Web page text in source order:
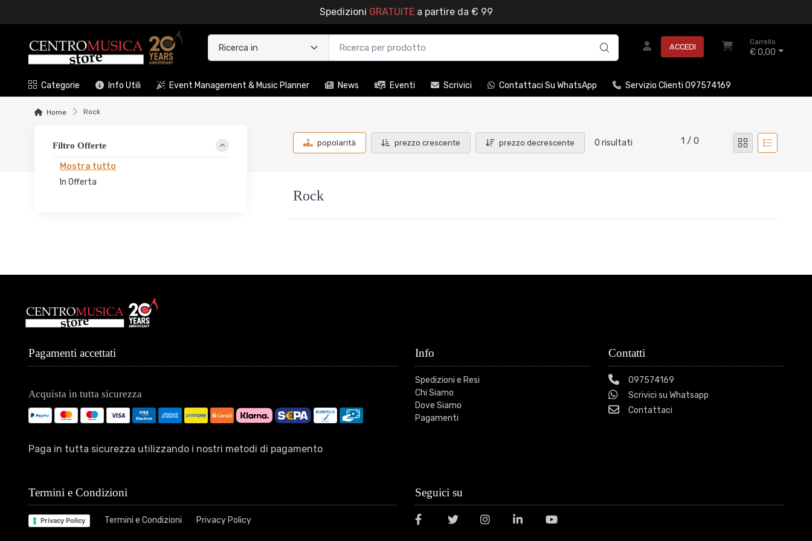
Spedizioni GRATUITEa partire da € 99
ACCEDI
Carrello
€ 0,00
Categorie Info Utili Event Management & Music Planner News Eventi Scrivici Contattaci Su WhatsApp Servizio Clienti 097574169
Home Rock
Filtro Offerte
Mostra tutto
In Offerta
popolarità prezzo crescente prezzo decrescente 0 risultati 1 / 0
Rock
Pagamenti accettati
Acquista in tutta sicurezza
Paga in tutta sicurezza utilizzando i nostri metodi di pagamento
Info
Spedizioni e Resi
Chi Siamo
Dove Siamo
Pagamenti
Contatti
097574169
Scrivici su Whatsapp
Contattaci
Termini e Condizioni
Privacy Policy Termini e Condizioni Privacy Policy
Seguici su